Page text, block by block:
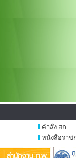
คำสั่ง สถ.
หนังสือราช